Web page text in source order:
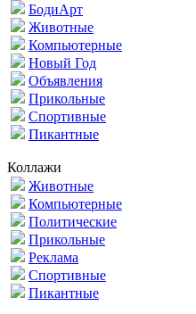
БодиАрт
Животные
Компьютерные
Новый Год
Объявления
Прикольные
Спортивные
Пикантные
Коллажи
Животные
Компьютерные
Политические
Прикольные
Реклама
Спортивные
Пикантные